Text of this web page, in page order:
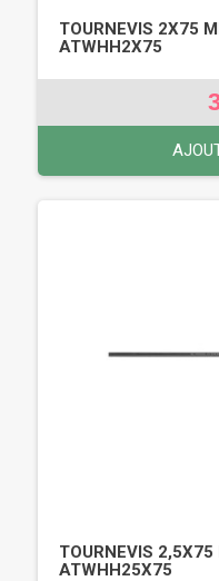
TOURNEVIS 2X75
ATWHH2X75
TOURNEVIS
ATWHH25X75